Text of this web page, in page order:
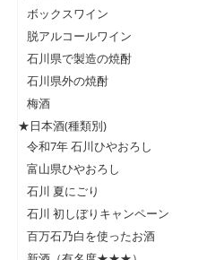
ボックスワイン
脱アルコールワイン
石川県で製造の焼酎
石川県外の焼酎
梅酒
★日本酒(種類別)
令和7年 石川ひやおろし
富山県ひやおろし
石川 夏にごり
石川 初しぼりキャンペーン
百万石乃白を使ったお酒